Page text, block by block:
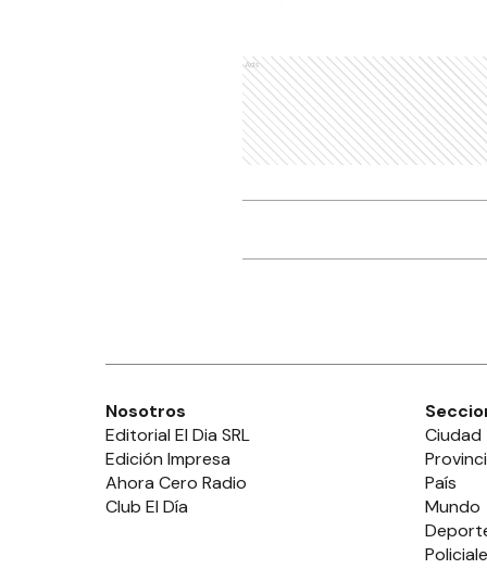
Ads
Nosotros
Editorial El Dia SRL
Edición Impresa
Ahora Cero Radio
Club El Día
Ciudad
País
Mundo